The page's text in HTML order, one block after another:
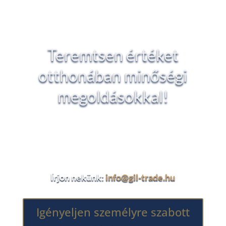
Teremtsen értéket
otthonában minőségi
megoldásokkal!
Írjon nekünk:info@gil-trade.hu
Igényeljen személyre szabott